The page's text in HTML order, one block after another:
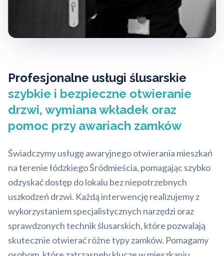
Profesjonalne usługi ślusarskie
szybkie i bezpieczne otwieranie
drzwi, wymiana wkładek oraz
pomoc przy awariach zamków
Świadczymy usługę awaryjnego otwierania mieszkań
na terenie łódzkiego Śródmieścia, pomagając szybko
odzyskać dostęp do lokalu bez niepotrzebnych
uszkodzeń drzwi. Każdą interwencję realizujemy z
wykorzystaniem specjalistycznych narzędzi oraz
sprawdzonych technik ślusarskich, które pozwalają
skutecznie otwierać różne typy zamków. Pomagamy